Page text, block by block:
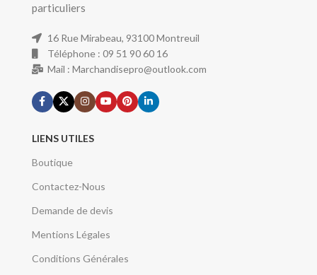
particuliers
16 Rue Mirabeau, 93100 Montreuil
Téléphone : 09 51 90 60 16
Mail : Marchandisepro@outlook.com
LIENS UTILES
Boutique
Contactez-Nous
Demande de devis
Mentions Légales
Conditions Générales